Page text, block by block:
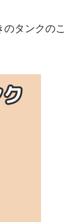
タンクのこ